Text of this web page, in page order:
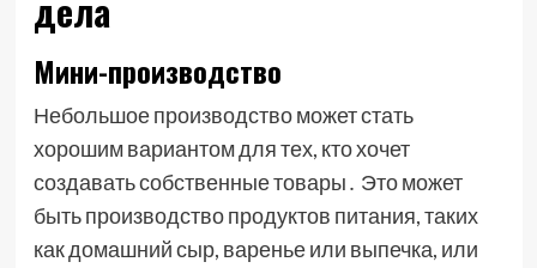
дела
Мини-производство
Небольшое производство может стать
хорошим вариантом для тех, кто хочет
создавать собственные товары․ Это может
быть производство продуктов питания, таких
как домашний сыр, варенье или выпечка, или